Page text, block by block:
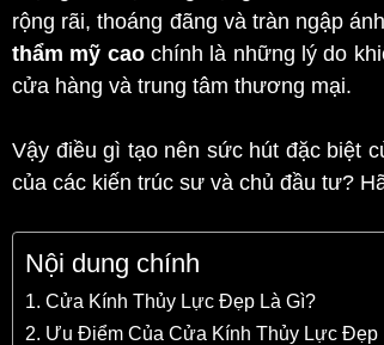
rộng rãi, thoáng đãng và tràn ngập
thẩm mỹ caochính là những lý do
cửa hàng và trung tâm thương mại.
Vậy điều gì tạo nên sức hút đặc biệt
của các kiến trúc sư và chủ đầu tư?
Nội dung chính
1. Cửa Kính Thủy Lực Đẹp Là Gì?
2. Ưu Điểm Của Cửa Kính Thủy Lực Đẹp